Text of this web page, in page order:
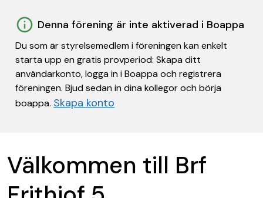
Denna förening är inte aktiverad i Boappa
Du som är styrelsemedlem i föreningen kan enkelt
starta upp en gratis provperiod: Skapa ditt
användarkonto, logga in i Boappa och registrera
föreningen. Bjud sedan in dina kollegor och börja
boappa. Skapa konto
Välkommen till Brf